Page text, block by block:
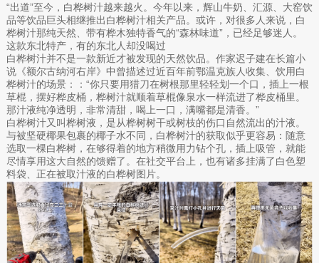
“出道”至今，白桦树汁越来越火。今年以来，辉山牛奶、汇源、大窑饮
品等饮品巨头相继推出白桦树汁相关产品。或许，对很多人来说，白
桦树汁那纯天然、带有桦木独特香气的“森林味道”，已经足够迷人。
这款东北特产，有的东北人却没喝过
白桦树汁并不是一款新近才被发现的天然饮品。作家迟子建在长篇小
说《额尔古纳河右岸》中曾描述过近百年前鄂温克族人收集、饮用白
桦树汁的场景：：“你只要用猎刀在树根那里轻轻划一个口，插上一根
草棍，摆好桦皮桶，桦树汁就顺着草棍像泉水一样流进了桦皮桶里。
那汁液纯净透明，非常清甜，喝上一口，满嘴都是清香。”
白桦树汁又叫桦树液，是从桦树树干或树枝的伤口自然流出的汁液。
与被坚硬椰果包裹的椰子水不同，白桦树汁的获取似乎更容易：随意
选取一棵白桦树，在够得着的地方稍微用力钻个孔，插上吸管，就能
尽情享用这大自然的馈赠了。在社交平台上，也有诸多挂满了白色塑
料袋、正在被取汁液的白桦树图片。